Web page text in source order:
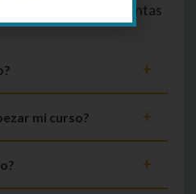
tienes algunas preguntas
mi curso?